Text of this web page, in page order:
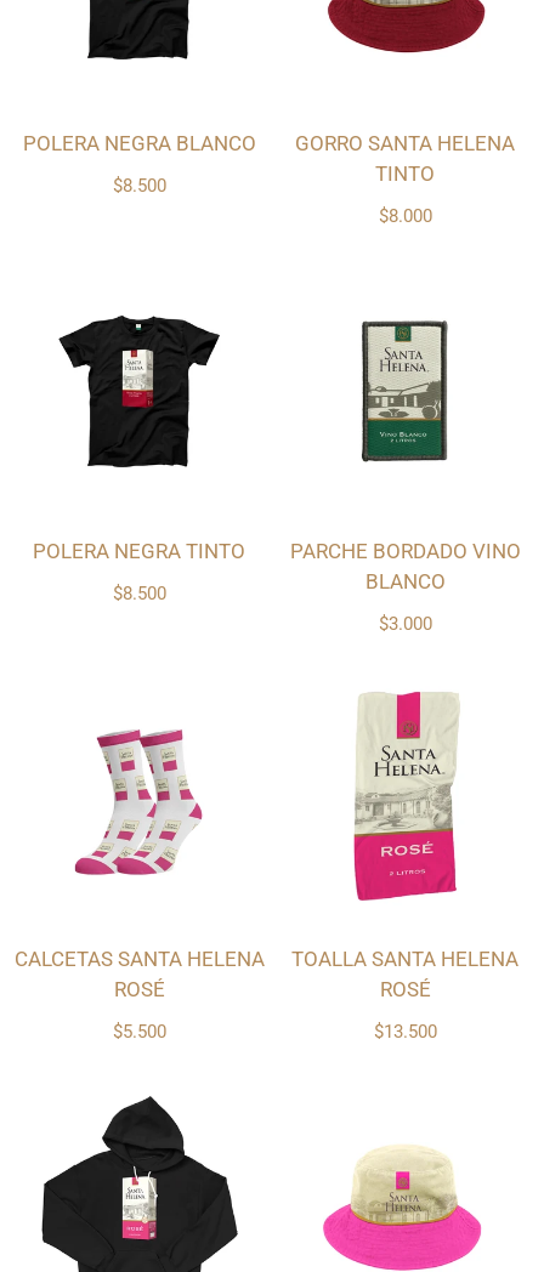
$8.500
POLERA NEGRA BLANCO
$8.000
GORRO SANTA HELENA
TINTO
$8.500
POLERA NEGRA TINTO
$3.000
PARCHE BORDADO VINO
BLANCO
$5.500
CALCETAS SANTA HELENA
ROSÉ
$13.500
TOALLA SANTA HELENA
ROSÉ